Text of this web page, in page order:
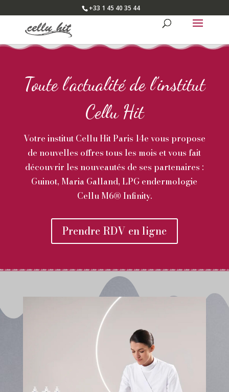
+33 1 45 40 35 44
Toute l’actualité de l’institut
Cellu Hit
Votre institut Cellu Hit Paris 14e vous propose
de nouvelles offres tous les mois et vous fait
découvrir les nouveautés de ses partenaires :
Guinot, Maria Galland, LPG endermologie
Cellu M6® Infinity.
Prendre RDV en ligne